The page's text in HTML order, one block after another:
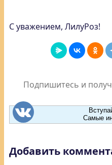
С уважением, ЛилуРоз!
Подпишитесь и
Самые
Добавить